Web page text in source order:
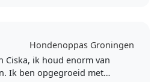
Hondenoppas Groningen
Ciska, ik houd enorm van
Ik ben opgegroeid met